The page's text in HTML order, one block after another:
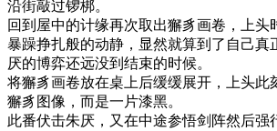
沿街敲过锣梆。
回到屋中的计缘再次取出獬豸画卷，上头
暴躁挣扎般的动静，显然就算到了自己真
厌的博弈还远没到结束的时候。
将獬豸画卷放在桌上后缓缓展开，上头此
獬豸图像，而是一片漆黑。
此番伏击朱厌，又在中途参悟剑阵然后强